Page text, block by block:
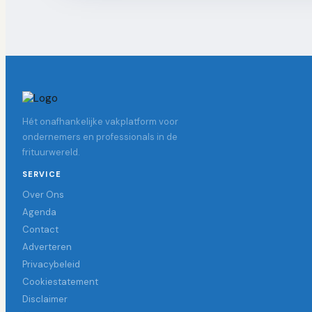
Hét onafhankelijke vakplatform voor
ondernemers en professionals in de
frituurwereld.
SERVICE
Over Ons
Agenda
Contact
Adverteren
Privacybeleid
Cookiestatement
Disclaimer